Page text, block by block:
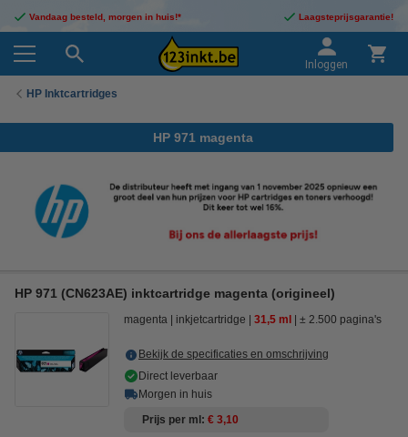
Vandaag besteld, morgen in huis!* Laagsteprijsgarantie!
Inloggen
HP Inktcartridges
HP 971 magenta
HP 971 (CN623AE) inktcartridge magenta (origineel)
magenta inkjetcartridge 31,5 ml ± 2.500 pagina's
Bekijk de specificaties en omschrijving
Direct leverbaar
Morgen in huis
Prijs per ml € 3,10